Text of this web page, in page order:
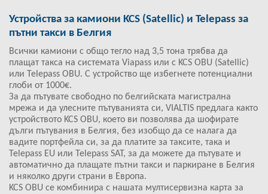
Устройства за камиони KCS (Satellic) и Telepass за
пътни такси в Белгия
Всички камиони с общо тегло над 3,5 тона трябва да
плащат такса на системата Viapass или с KCS OBU (Satellic)
или Telepass OBU. С устройство ще избегнете потенциални
глоби от 1000€.
За да пътувате свободно по белгийската магистрална
мрежа и да улесните пътуванията си, VIALTIS предлага както
устройството KCS OBU, което ви позволява да шофирате
дълги пътувания в Белгия, без изобщо да се налага да
вадите портфейла си, за да платите за таксите, така и
Telepass EU или Telepass SAT, за да можете да пътувате и
автоматично да плащате пътни такси и паркиране в Белгия
и няколко други страни в Европа.
KCS OBU се комбинира с нашата мултисервизна карта за